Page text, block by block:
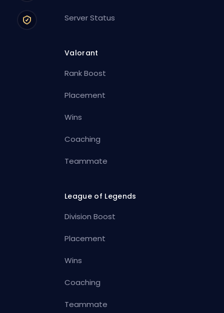
Server Status
Valorant
Rank Boost
Placement
Wins
Coaching
Teammate
League of Legends
Division Boost
Placement
Wins
Coaching
Teammate